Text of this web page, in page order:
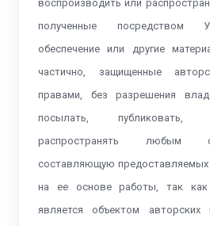
воспроизводить или
полученные посредством
обеспечение или другие
частично, защищенные
правами, без разрешения
посылать, публиковать,
распространять любым
составляющую предоставляемых
на ее основе работы, так
является объектом